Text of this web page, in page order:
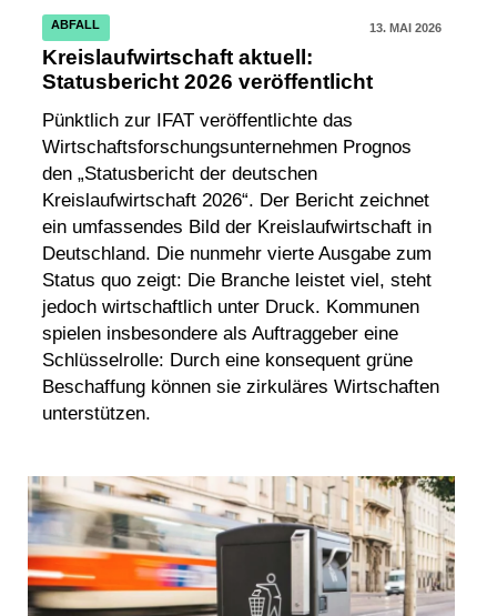
ABFALL 13. MAI 2026
Kreislaufwirtschaft aktuell:
Statusbericht 2026 veröffentlicht
Pünktlich zur IFAT veröffentlichte das
Wirtschaftsforschungsunternehmen Prognos
den „Statusbericht der deutschen
Kreislaufwirtschaft 2026“. Der Bericht zeichnet
ein umfassendes Bild der Kreislaufwirtschaft in
Deutschland. Die nunmehr vierte Ausgabe zum
Status quo zeigt: Die Branche leistet viel, steht
jedoch wirtschaftlich unter Druck. Kommunen
spielen insbesondere als Auftraggeber eine
Schlüsselrolle: Durch eine konsequent grüne
Beschaffung können sie zirkuläres Wirtschaften
unterstützen.